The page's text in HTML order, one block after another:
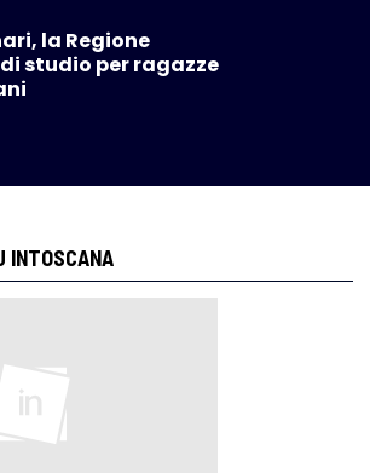
la Regione
studio per ragazze
INTOSCANA